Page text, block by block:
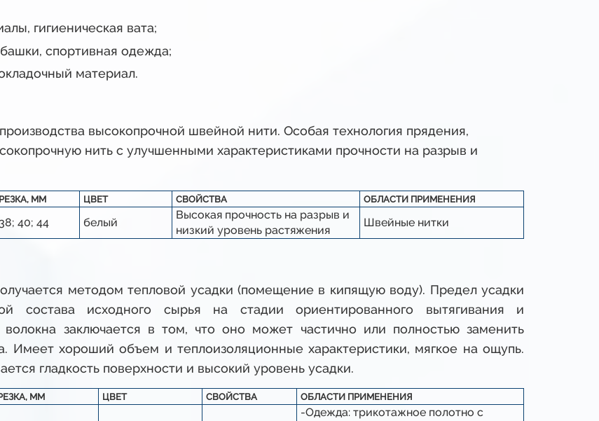
гигиеническая вата;
спортивная одежда;
материал.
высокопрочной швейной нити. Особая технология прядения,
нить с улучшенными характеристиками прочности на разрыв и
РЕЗКА, ММ ЦВЕТ СВОЙСТВА ОБЛАСТИ ПРИМЕНЕНИЯ
38; 40; 44 белый
Высокая прочность на разрыв и
низкий уровень растяжения
Швейные нитки
методом тепловой усадки (помещение в кипящую воду). Предел усадки
состава исходного сырья на стадии ориентированного вытягивания и
заключается в том, что оно может частично или полностью заменить
Имеет хороший объем и теплоизоляционные характеристики, мягкое на ощупь.
гладкость поверхности и высокий уровень усадки.
ММ ЦВЕТ СВОЙСТВА ОБЛАСТИ ПРИМЕНЕНИЯ
-Одежда: трикотажное полотно с